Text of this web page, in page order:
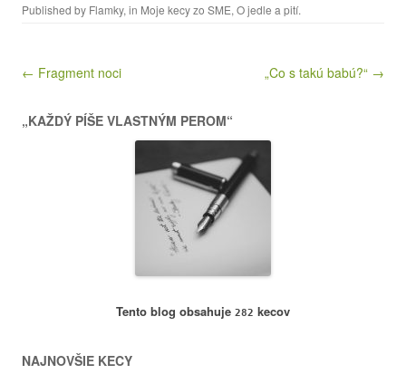
Published by Flamky, in Moje kecy zo SME, O jedle a pití.
Post navigation
← Fragment noci „Co s takú babú?“ →
„KAŽDÝ PÍŠE VLASTNÝM PEROM“
Tento blog obsahuje 282 kecov
NAJNOVŠIE KECY